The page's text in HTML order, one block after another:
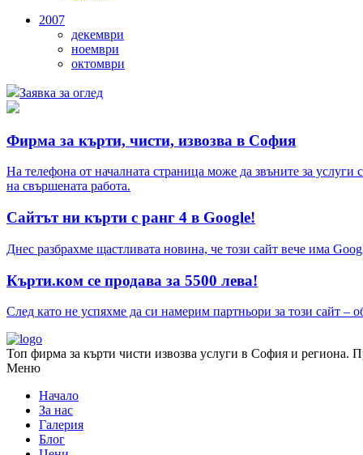
2007
декември
ноември
октомври
Заявка за оглед
Фирма за кърти, чисти, извозва в София
На телефона от началната страница може да звъните за
на свършената работа.
Сайтът ни кърти с ранг 4 в Google!
Днес разбрахме щастливата новина, че този сайт вече има
Кърти.ком се продава за 5500 лева!
След като не успяхме да си намерим партньори за този сайт
Топ фирма за кърти чисти извозва услуги в София и региона.
Меню
Начало
За нас
Галерия
Блог